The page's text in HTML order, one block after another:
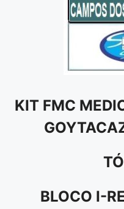
KIT FMC
BLOCO I-